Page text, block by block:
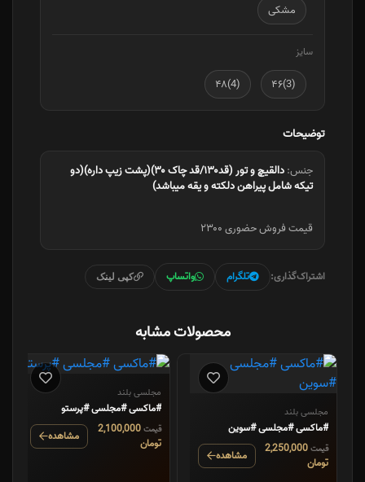
مشکی
سایز
(3)۴۶ (4)۴۸
توضیحات
جنس:
دالقیچ و تور (قد۱۳۰/قد چاک ۳۰)(پشت زیپ داره)(دو
تیکه شامل پیراهن دلکته و یقه میباشد)
قیمت فروش حضوری ۲۳۰۰
اشتراک‌گذاری: تلگرام واتساپ کپی لینک
محصولات مشابه
مجلسی بلند
#ماکسی #مجلسی #سوین
قیمت2,250,000
تومان
مشاهده
مجلسی بلند
#ماکسی #مجلسی #پرستو
قیمت 2,100,000
تومان
مشاهده